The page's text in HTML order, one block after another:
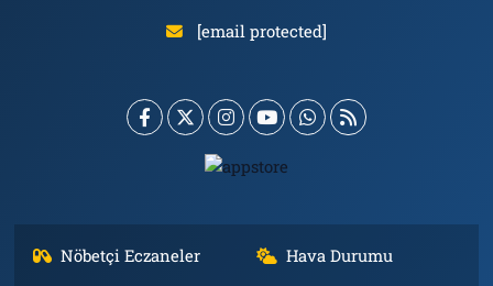
[email protected]
Nöbetçi Eczaneler Hava Durumu